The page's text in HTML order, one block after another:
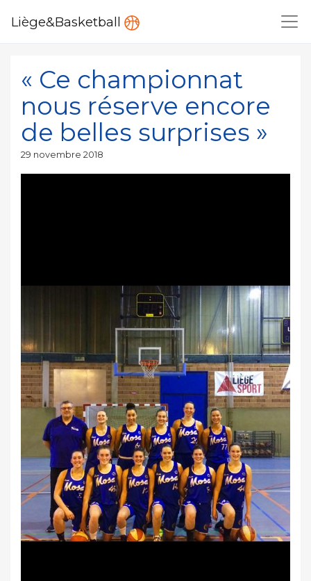
Liège&Basketball
« Ce championnat
nous réserve encore
de belles surprises »
Publié
29 novembre 2018